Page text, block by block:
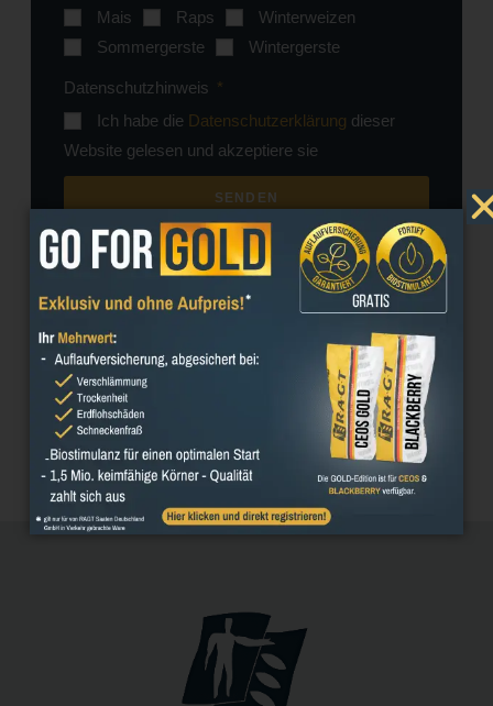
Mais
Raps
Winterweizen
Sommergerste
Wintergerste
Datenschutzhinweis
Ich habe die Datenschutzerklärung dieser
Website gelesen und akzeptiere sie
SENDEN
Teilen Sie diese Veranstaltung auf :
Facebook
LinkedIn